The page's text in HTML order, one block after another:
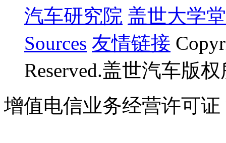
汽车研究院 盖世大学堂
Sources 友情链接
Reserved.盖世汽车版
增值电信业务经营许可证